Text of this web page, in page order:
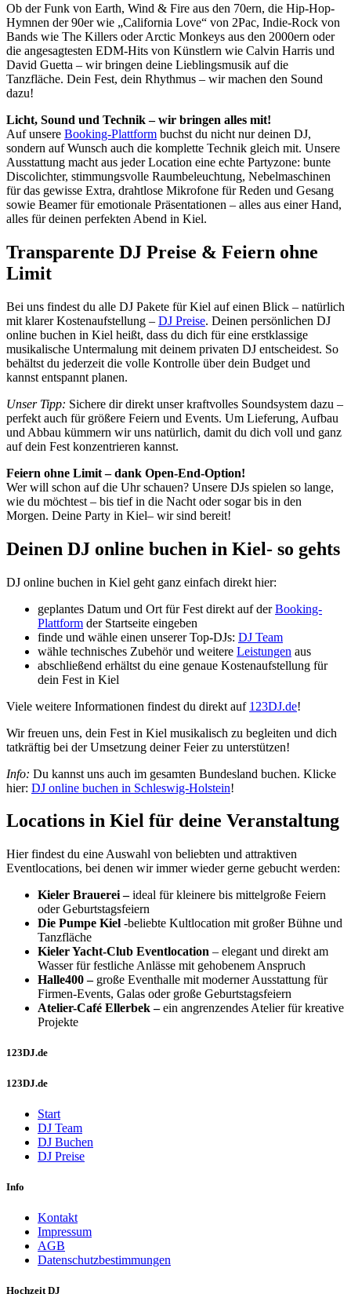
Ob der Funk von Earth, Wind & Fire aus den 70ern, die Hip-Hop-
Hymnen der 90er wie „California Love“ von 2Pac, Indie-Rock von
Bands wie The Killers oder Arctic Monkeys aus den 2000ern oder
die angesagtesten EDM-Hits von Künstlern wie Calvin Harris und
David Guetta – wir bringen deine Lieblingsmusik auf die
Tanzfläche. Dein Fest, dein Rhythmus – wir machen den Sound
dazu!
Licht, Sound und Technik – wir bringen alles mit!
Auf unsere Booking-Plattform buchst du nicht nur deinen DJ,
sondern auf Wunsch auch die komplette Technik gleich mit. Unsere
Ausstattung macht aus jeder Location eine echte Partyzone: bunte
Discolichter, stimmungsvolle Raumbeleuchtung, Nebelmaschinen
für das gewisse Extra, drahtlose Mikrofone für Reden und Gesang
sowie Beamer für emotionale Präsentationen – alles aus einer Hand,
alles für deinen perfekten Abend in Kiel.
Transparente DJ Preise & Feiern ohne
Limit
Bei uns findest du alle DJ Pakete für Kiel auf einen Blick – natürlich
mit klarer Kostenaufstellung – DJ Preise. Deinen persönlichen DJ
online buchen in Kiel heißt, dass du dich für eine erstklassige
musikalische Untermalung mit deinem privaten DJ entscheidest. So
behältst du jederzeit die volle Kontrolle über dein Budget und
kannst entspannt planen.
Unser Tipp: Sichere dir direkt unser kraftvolles Soundsystem dazu –
perfekt auch für größere Feiern und Events. Um Lieferung, Aufbau
und Abbau kümmern wir uns natürlich, damit du dich voll und ganz
auf dein Fest konzentrieren kannst.
Feiern ohne Limit – dank Open-End-Option!
Wer will schon auf die Uhr schauen? Unsere DJs spielen so lange,
wie du möchtest – bis tief in die Nacht oder sogar bis in den
Morgen. Deine Party in Kiel– wir sind bereit!
Deinen DJ online buchen in Kiel- so gehts
DJ online buchen in Kiel geht ganz einfach direkt hier:
geplantes Datum und Ort für Fest direkt auf derBooking-
Plattform der Startseite eingeben
finde und wähle einen unserer Top-DJs: DJ Team
wähle technisches Zubehör und weitere Leistungen aus
abschließend erhältst du eine genaue Kostenaufstellung für
dein Fest in Kiel
Viele weitere Informationen findest du direkt auf 123DJ.de!
Wir freuen uns, dein Fest in Kiel musikalisch zu begleiten und dich
tatkräftig bei der Umsetzung deiner Feier zu unterstützen!
Info: Du kannst uns auch im gesamten Bundesland buchen. Klicke
hier: DJ online buchen in Schleswig-Holstein!
Locations in Kiel für deine Veranstaltung
Hier findest du eine Auswahl von beliebten und attraktiven
Eventlocations, bei denen wir immer wieder gerne gebucht werden:
Kieler Brauerei –ideal für kleinere bis mittelgroße Feiern
oder Geburtstagsfeiern
Die Pumpe Kiel -beliebte Kultlocation mit großer Bühne und
Tanzfläche
Kieler Yacht-Club Eventlocation – elegant und direkt am
Wasser für festliche Anlässe mit gehobenem Anspruch
Halle400 – große Eventhalle mit moderner Ausstattung für
Firmen-Events, Galas oder große Geburtstagsfeiern
Atelier-Café Ellerbek –ein angrenzendes Atelier für kreative
Projekte
123DJ.de
123DJ.de
Start
DJ Team
DJ Buchen
DJ Preise
Info
Kontakt
Impressum
AGB
Datenschutzbestimmungen
Hochzeit DJ